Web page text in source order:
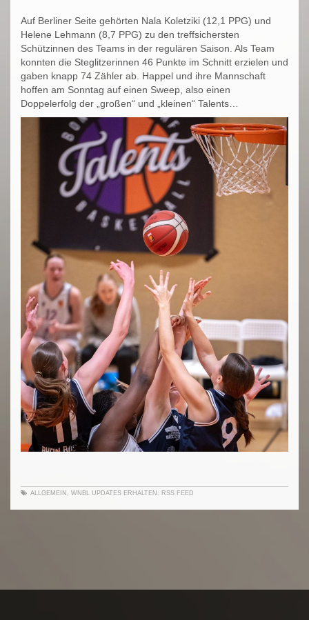
Auf Berliner Seite gehörten Nala Koletziki (12,1 PPG) und
Helene Lehmann (8,7 PPG) zu den treffsichersten
Schützinnen des Teams in der regulären Saison. Als Team
konnten die Steglitzerinnen 46 Punkte im Schnitt erzielen und
gaben knapp 74 Zähler ab. Happel und ihre Mannschaft
hoffen am Sonntag auf einen Sweep, also einen
Doppelerfolg der „großen“ und „kleinen“ Talents…
ALLGEMEIN , WNBL UPDATES ERHALTEN: RSS FEED